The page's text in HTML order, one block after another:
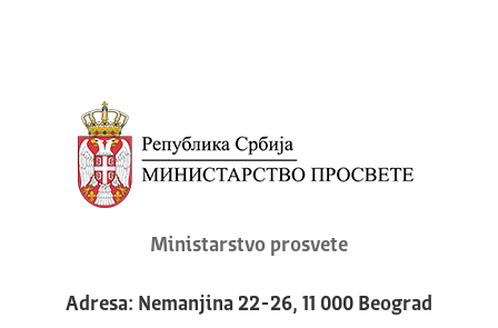
Ministarstvo prosvete
Adresa: Nemanjina 22-26, 11 000 Beograd